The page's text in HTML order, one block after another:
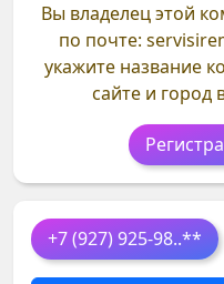
+7 (927) 925-98..**
Вы владелец этой
по почте:
укажите название
сайте и город